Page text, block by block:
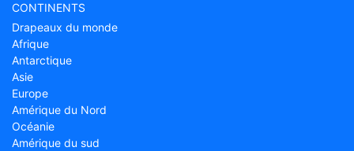
CONTINENTS
Drapeaux du monde
Afrique
Antarctique
Asie
Europe
Amérique du Nord
Océanie
Amérique du sud